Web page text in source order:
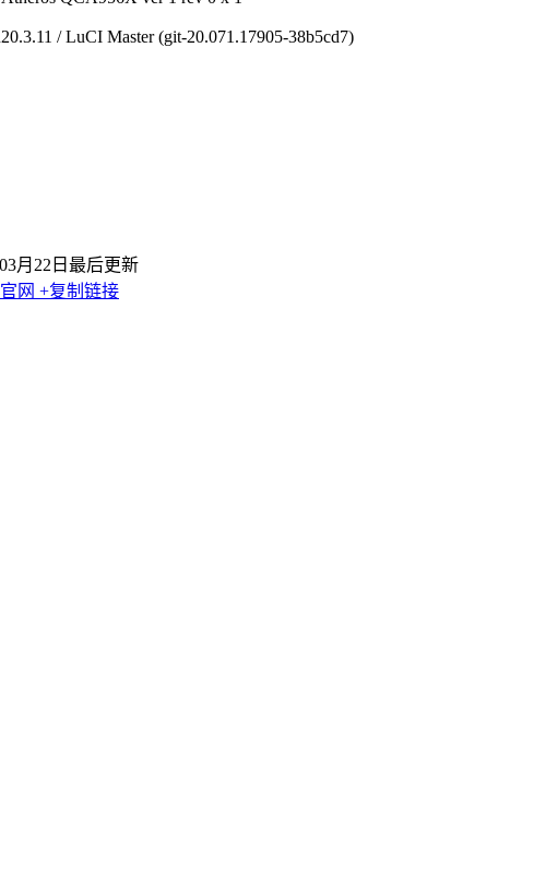
/ LuCI Master (git-20.071.17905-38b5cd7)
月22日最后更新
网 +复制链接